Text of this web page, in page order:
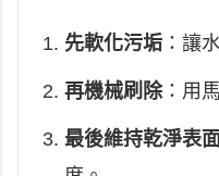
先軟化污垢 ：讓
再機械刷除：用
最後維持乾淨表面